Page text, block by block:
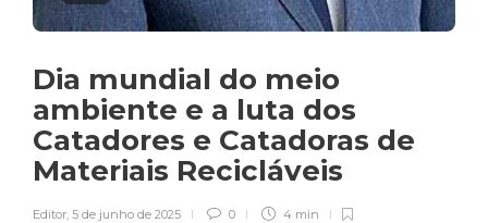
Dia mundial do meio
ambiente e a luta dos
Catadores e Catadoras de
Materiais Recicláveis
Editor, 5 de junho de 2025 0 4 min